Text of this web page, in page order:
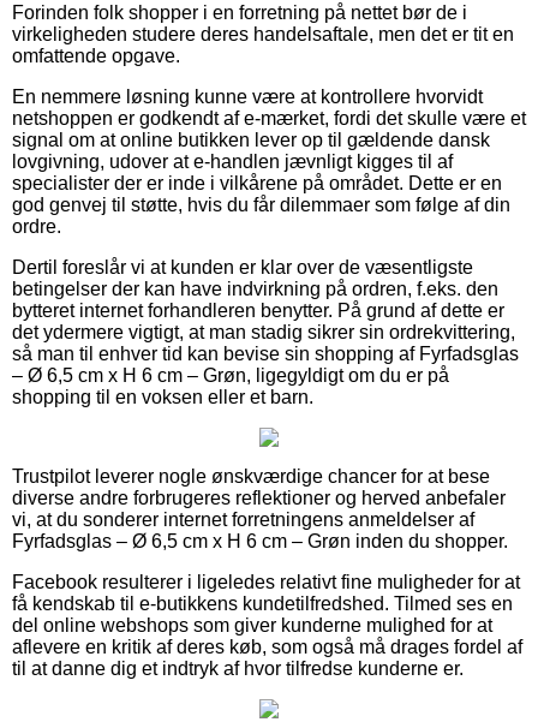
Forinden folk shopper i en forretning på nettet bør de i
virkeligheden studere deres handelsaftale, men det er tit en
omfattende opgave.
En nemmere løsning kunne være at kontrollere hvorvidt
netshoppen er godkendt af e-mærket, fordi det skulle være et
signal om at online butikken lever op til gældende dansk
lovgivning, udover at e-handlen jævnligt kigges til af
specialister der er inde i vilkårene på området. Dette er en
god genvej til støtte, hvis du får dilemmaer som følge af din
ordre.
Dertil foreslår vi at kunden er klar over de væsentligste
betingelser der kan have indvirkning på ordren, f.eks. den
bytteret internet forhandleren benytter. På grund af dette er
det ydermere vigtigt, at man stadig sikrer sin ordrekvittering,
så man til enhver tid kan bevise sin shopping af Fyrfadsglas
– Ø 6,5 cm x H 6 cm – Grøn, ligegyldigt om du er på
shopping til en voksen eller et barn.
Trustpilot leverer nogle ønskværdige chancer for at bese
diverse andre forbrugeres reflektioner og herved anbefaler
vi, at du sonderer internet forretningens anmeldelser af
Fyrfadsglas – Ø 6,5 cm x H 6 cm – Grøn inden du shopper.
Facebook resulterer i ligeledes relativt fine muligheder for at
få kendskab til e-butikkens kundetilfredshed. Tilmed ses en
del online webshops som giver kunderne mulighed for at
aflevere en kritik af deres køb, som også må drages fordel af
til at danne dig et indtryk af hvor tilfredse kunderne er.